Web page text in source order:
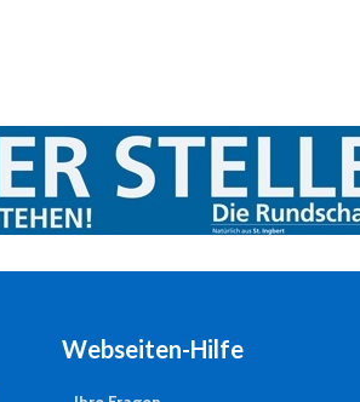
Webseiten-Hilfe